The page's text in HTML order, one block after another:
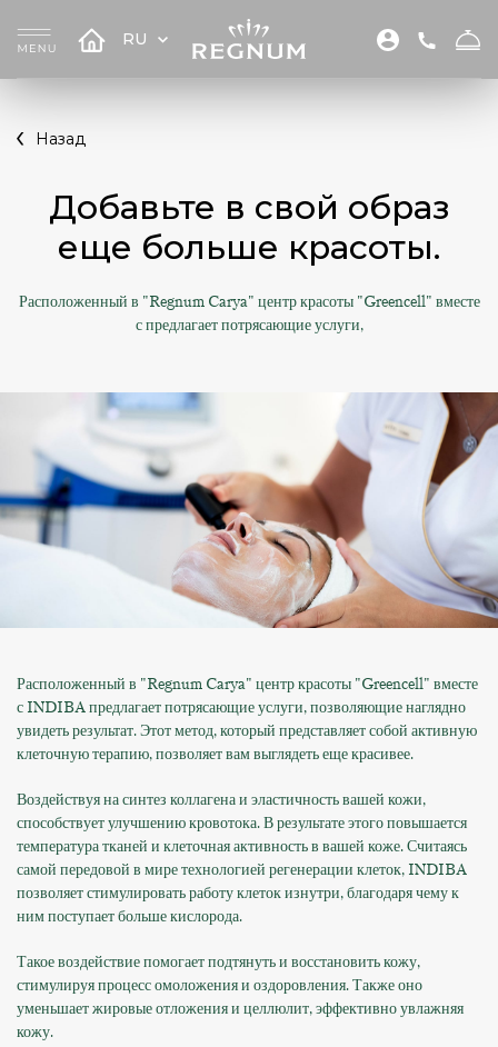
RU
Назад
Добавьте в свой образ
еще больше красоты.
Расположенный в "Regnum Carya" центр красоты "Greencell" вместе
с предлагает потрясающие услуги,
Расположенный в "Regnum Carya" центр красоты "Greencell" вместе
с INDIBA предлагает потрясающие услуги, позволяющие наглядно
увидеть результат. Этот метод, который представляет собой активную
клеточную терапию, позволяет вам выглядеть еще красивее.
Воздействуя на синтез коллагена и эластичность вашей кожи,
способствует улучшению кровотока. В результате этого повышается
температура тканей и клеточная активность в вашей коже. Считаясь
самой передовой в мире технологией регенерации клеток, INDIBA
позволяет стимулировать работу клеток изнутри, благодаря чему к
ним поступает больше кислорода.
Такое воздействие помогает подтянуть и восстановить кожу,
стимулируя процесс омоложения и оздоровления. Также оно
уменьшает жировые отложения и целлюлит, эффективно увлажняя
кожу.